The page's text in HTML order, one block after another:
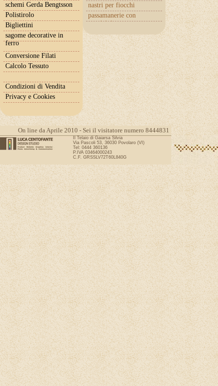
nastri per fiocchi
passamanerie con
cuoricini
schemi Gerda Bengtsson
Polistirolo
Bigliettini
sagome decorative in
ferro
Conversione Filati
Calcolo Tessuto
Condizioni di Vendita
Privacy e Cookies
On line da Aprile 2010 - Sei il visitatore numero 8444831
Il Telaio di Gaiarsa Silvia
Via Pascoli 53, 36030 Povolaro (VI)
Tel: 0444 360136
P.IVA 03464000243
C.F. GRSSLV72T60L840G